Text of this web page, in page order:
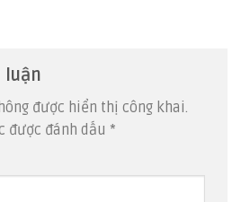
được hiển thị công khai.
được đánh dấu *